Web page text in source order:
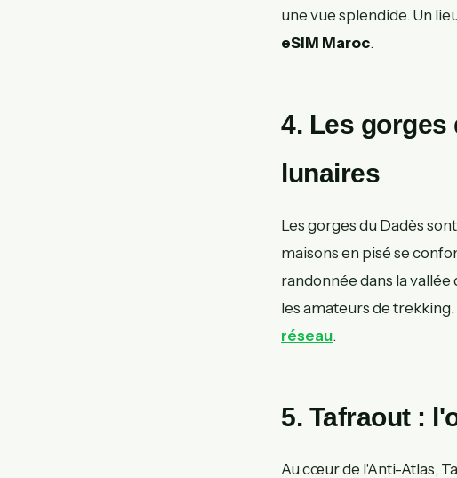
une vue splendide. Un
eSIM Maroc.
4. Les gorges
lunaires
Les gorges du Dadès
maisons en pisé se
randonnée dans la vallée
les amateurs de
réseau.
5. Tafraout :
Au cœur de l'Anti-Atlas,